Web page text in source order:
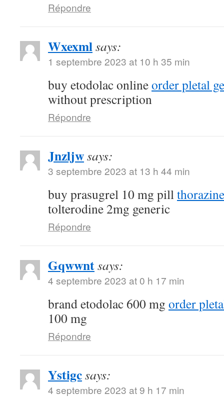
Répondre
Wxexmlsays:
1 septembre 2023 at 10 h 35 min
buy etodolac onlineorder pletal
without prescription
Répondre
Jnzljwsays:
3 septembre 2023 at 13 h 44 min
buy prasugrel 10 mg pill
tolterodine 2mg generic
Répondre
Gqwwntsays:
4 septembre 2023 at 0 h 17 min
brand etodolac 600 mg order
100 mg
Répondre
Ystigcsays:
4 septembre 2023 at 9 h 17 min